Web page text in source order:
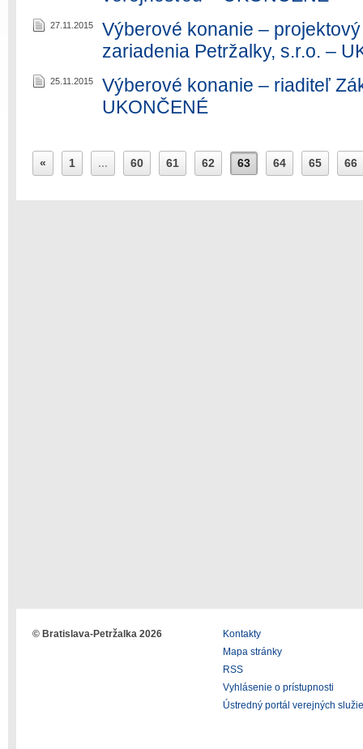
27.11.2015
Výberové konanie –
zariadenia Petržalky, s.r.o. –
25.11.2015
Výberové konanie – riaditeľ
UKONČENÉ
« 1 ... 60 61 62 63 64 65 66
© Bratislava-Petržalka 2026
Kontakty
Mapa stránky
RSS
Vyhlásenie o prístupnosti
Ústredný portál verejných